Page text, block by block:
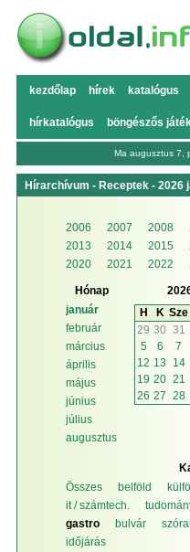
kezdőlap hírek katalógus
hírkatalógus böngészős
Ma augusztus 7,
Hírarchívum - Receptek - 2026
2006
2007 2008
2013
2014 2015
2020
2021 2022
Hónap
január
február
március
április
május
június
július
augusztus
H
K Sze
29 30 31
5
6 7
12 13 14
19 20 21
26 27 28
Összes
belföld
it / számtech.
gastro
bulvár
időjárás